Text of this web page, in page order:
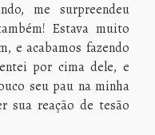
me surpreendeu
Estava muito
e acabamos fazendo
por cima dele, e
seu pau na minha
sua reação de tesão